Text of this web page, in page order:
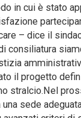
in cui è stato
– dice il
consiliatura
il progetto
stralcio.Nel
sede